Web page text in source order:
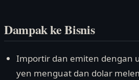
Dampak ke Bisnis
Importir dan emiten dengan
yen menguat dan dolar